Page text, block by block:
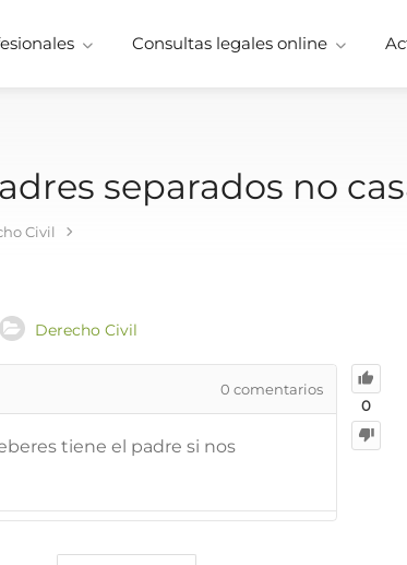
Consultas legales online
separados no
Civil
Derecho Civil
0
0 comentarios
tiene el padre si nos